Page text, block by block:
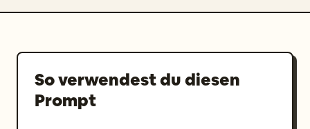
So verwendest du diesen
Prompt